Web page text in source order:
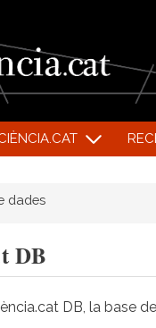
dades
DB
DB, la base